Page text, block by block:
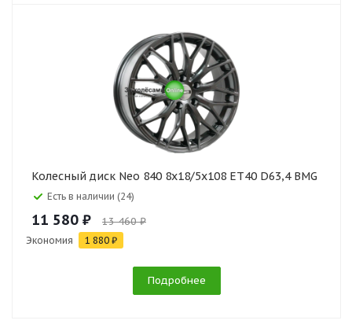
Колесный диск Neo 840 8x18/5x108 ET40 D63,4 BMG
Есть в наличии (24)
11 580 ₽ 13 460 ₽
Экономия 1 880 ₽
Подробнее